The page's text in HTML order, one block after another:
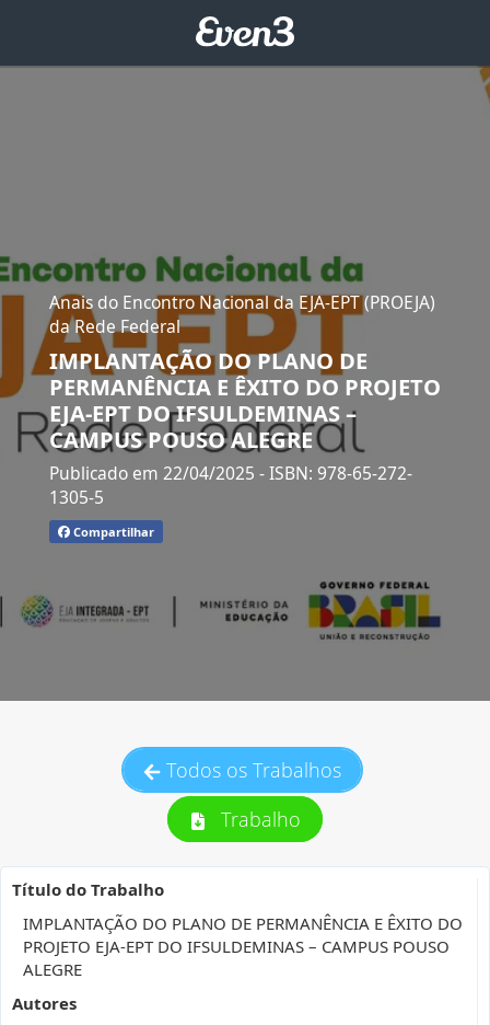
Anais do Encontro Nacional da EJA-EPT (PROEJA)
da Rede Federal
IMPLANTAÇÃO DO PLANO DE
PERMANÊNCIA E ÊXITO DO PROJETO
EJA-EPT DO IFSULDEMINAS –
CAMPUS POUSO ALEGRE
Publicado em 22/04/2025 - ISBN: 978-65-272-
1305-5
Compartilhar
Todos os Trabalhos
Trabalho
Título do Trabalho
IMPLANTAÇÃO DO PLANO DE PERMANÊNCIA E ÊXITO DO
PROJETO EJA-EPT DO IFSULDEMINAS – CAMPUS POUSO
ALEGRE
Autores